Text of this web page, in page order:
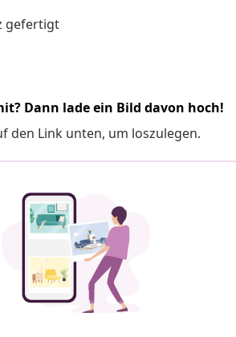
gefertigt
Dann lade ein Bild davon hoch!
den Link unten, um loszulegen.